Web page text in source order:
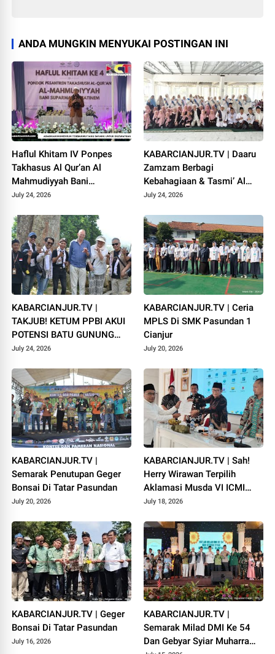
ANDA MUNGKIN MENYUKAI POSTINGAN INI
Haflul Khitam IV Ponpes
Takhasus Al Qur’an Al
Mahmudiyyah Bani
Suparman Assatinem
July 24, 2026
KABARCIANJUR.TV | Daaru
Zamzam Berbagi
Kebahagiaan & Tasmi’ Al
Qur’an Sambut Muharram
July 24, 2026
KABARCIANJUR.TV |
TAKJUB! KETUM PPBI AKUI
POTENSI BATU GUNUNG
PADANG
July 24, 2026
KABARCIANJUR.TV | Ceria
MPLS Di SMK Pasundan 1
Cianjur
July 20, 2026
KABARCIANJUR.TV |
Semarak Penutupan Geger
Bonsai Di Tatar Pasundan
July 20, 2026
KABARCIANJUR.TV | Sah!
Herry Wirawan Terpilih
Aklamasi Musda VI ICMI
Orda Cianjur
July 18, 2026
KABARCIANJUR.TV | Geger
Bonsai Di Tatar Pasundan
July 16, 2026
KABARCIANJUR.TV |
Semarak Milad DMI Ke 54
Dan Gebyar Syiar Muharram